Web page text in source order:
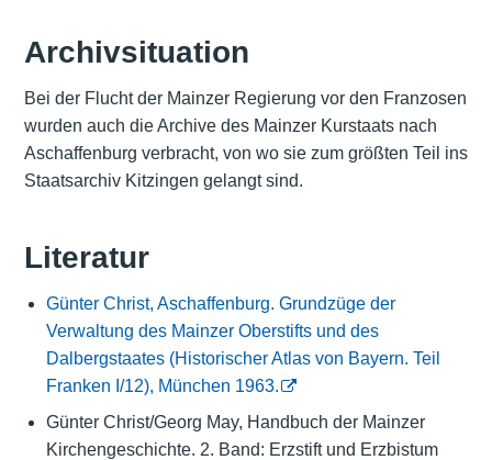
Archivsituation
Bei der Flucht der Mainzer Regierung vor den Franzosen
wurden auch die Archive des Mainzer Kurstaats nach
Aschaffenburg verbracht, von wo sie zum größten Teil ins
Staatsarchiv Kitzingen gelangt sind.
Literatur
Günter Christ, Aschaffenburg. Grundzüge der
Verwaltung des Mainzer Oberstifts und des
Dalbergstaates (Historischer Atlas von Bayern. Teil
Franken I/12), München 1963.
Günter Christ/Georg May, Handbuch der Mainzer
Kirchengeschichte. 2. Band: Erzstift und Erzbistum